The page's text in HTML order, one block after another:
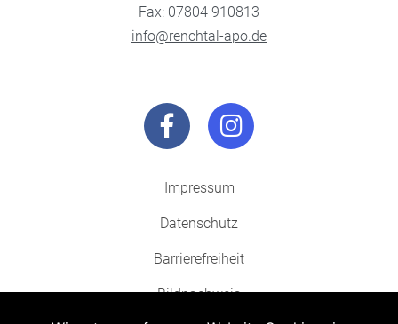
Fax: 07804 910813
info@renchtal-apo.de
Impressum
Datenschutz
Barrierefreiheit
Bildnachweis